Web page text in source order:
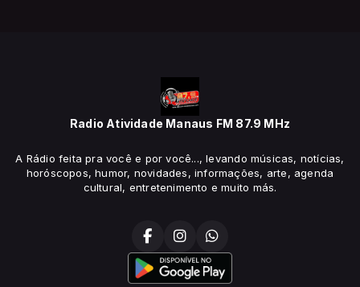
Radio Atividade Manaus FM 87.9 MHz
A Rádio feita pra você e por você..., levando músicas, notícias,
horóscopos, humor, novidades, informações, arte, agenda
cultural, entretenimento e muito más.